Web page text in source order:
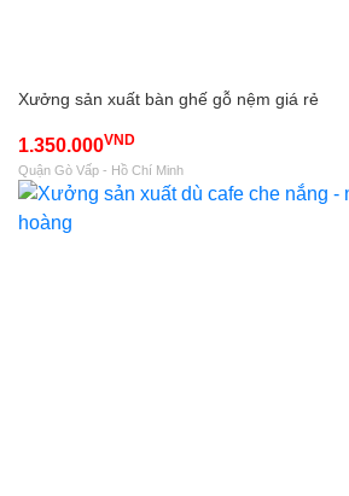
Xưởng sản xuất bàn ghế gỗ nệm giá rẻ
1.350.000VND
Quận Gò Vấp - Hồ Chí Minh